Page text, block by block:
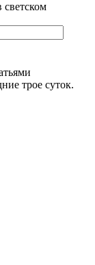
светском
трое суток.